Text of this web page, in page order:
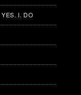
I. DO